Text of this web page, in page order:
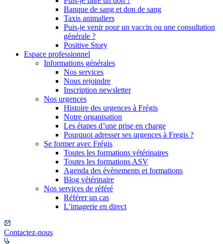
Banque de sang et don de sang
Taxis animaliers
Puis-je venir pour un vaccin ou une consultation
générale ?
Positive Story
Espace professionnel
Informations générales
Nos services
Nous rejoindre
Inscription newsletter
Nos urgences
Histoire des urgences à Frégis
Notre organisation
Les étapes d’une prise en charge
Pourquoi adresser ses urgences à Fregis ?
Se former avec Frégis
Toutes les formations vétérinaires
Toutes les formations ASV
Agenda des évènements et formations
Blog vétérinaire
Nos services de référé
Référer un cas
L’imagerie en direct
Contactez-nous